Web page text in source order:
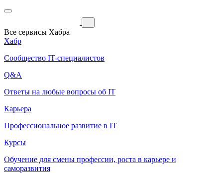
Все сервисы Хабра
Хабр
Сообщество IT-специалистов
Q&A
Ответы на любые вопросы об IT
Карьера
Профессиональное развитие в IT
Курсы
Обучение для смены профессии, роста в карьере и
саморазвития